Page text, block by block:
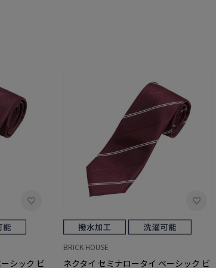
シック ビ
BRICK HOUSE
ネクタイ セミナロータイ ベーシック ビ